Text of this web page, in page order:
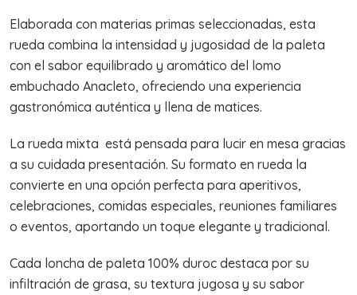
Elaborada con materias primas seleccionadas, esta
rueda combina la intensidad y jugosidad de la paleta
con el sabor equilibrado y aromático del lomo
embuchado Anacleto, ofreciendo una experiencia
gastronómica auténtica y llena de matices.
La rueda mixta está pensada para lucir en mesa gracias
a su cuidada presentación. Su formato en rueda la
convierte en una opción perfecta para aperitivos,
celebraciones, comidas especiales, reuniones familiares
o eventos, aportando un toque elegante y tradicional.
Cada loncha de paleta 100% duroc destaca por su
infiltración de grasa, su textura jugosa y su sabor